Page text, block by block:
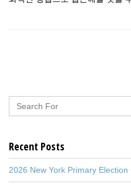
Recent Posts
2026 New York Primary Election